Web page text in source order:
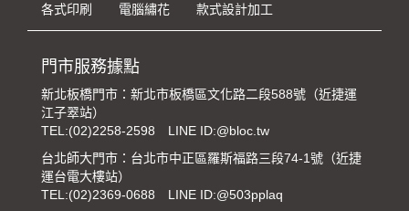
各式印刷 電腦繡花 款式設計加工
門市服務據點
新北板橋門市：新北市板橋區文化路二段588號（近捷運
江子翠站）
TEL:(02)2258-2598
LINE ID:@bloc.tw
台北師大門市：台北市中正區羅斯福路三段74-1號（近捷
運台電大樓站）
TEL:(02)2369-0688
LINE ID:@503pplaq